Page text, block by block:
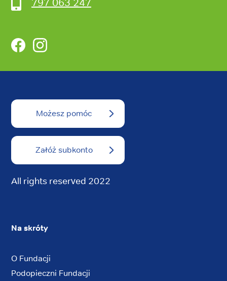
FacebookInstagram
Możesz pomóc
Załóż subkonto
All rights reserved 2022
Na skróty
O Fundacji
Podopieczni Fundacji